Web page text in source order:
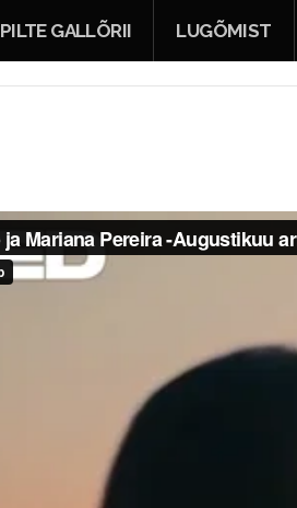
PILTE GALLÕRII LUGÕMIST